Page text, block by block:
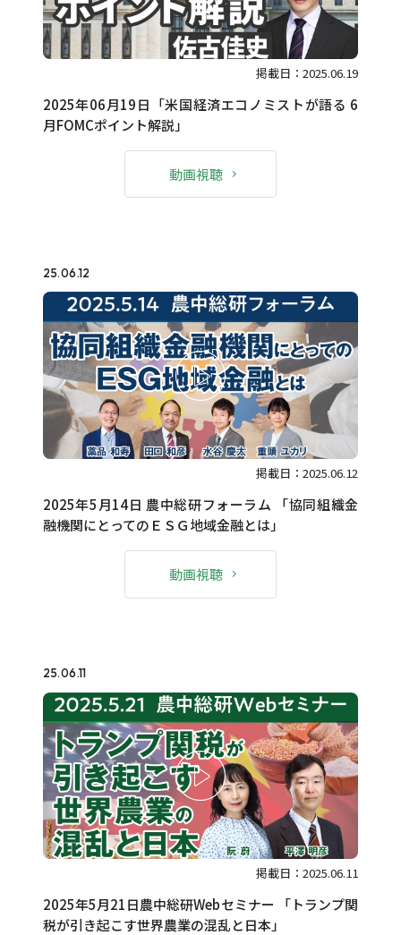
掲載日：2025.06.19
2025年06月19日「米国経済エコノミストが語る 6
月FOMCポイント解説」
動画視聴
25.06.12
掲載日：2025.06.12
2025年5月14日 農中総研フォーラム 「協同組織金
融機関にとってのＥＳＧ地域金融とは」
動画視聴
25.06.11
掲載日：2025.06.11
2025年5月21日農中総研Webセミナー 「トランプ関
税が引き起こす世界農業の混乱と日本」